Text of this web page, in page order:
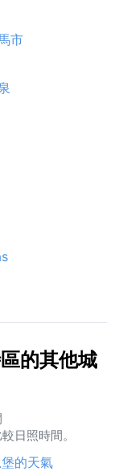
市
的其他城
日照時間。
的天氣